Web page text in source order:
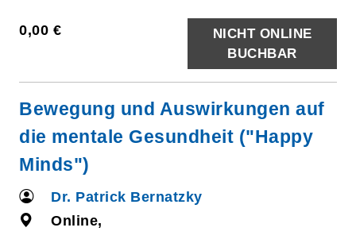
0,00 €
NICHT ONLINE
BUCHBAR
Bewegung und Auswirkungen auf
die mentale Gesundheit ("Happy
Minds")
Dr. Patrick Bernatzky
Online,